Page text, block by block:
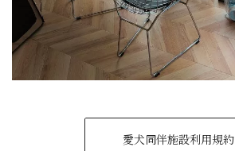
愛犬同伴施設利用規約